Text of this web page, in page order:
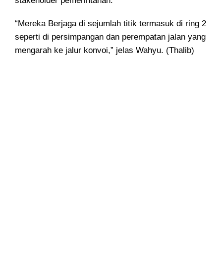
“Mereka Berjaga di sejumlah titik termasuk di ring 2
seperti di persimpangan dan perempatan jalan yang
mengarah ke jalur konvoi,” jelas Wahyu. (Thalib)